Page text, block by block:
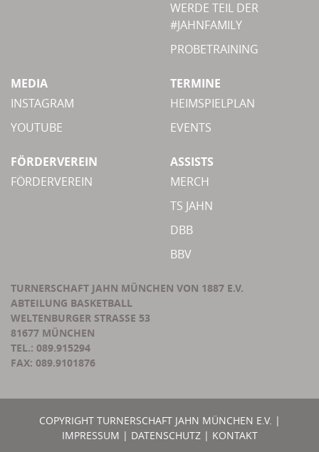
WERDE TEIL DER
#JAHNFAMILY
PROBETRAINING
MEDIA
INSTAGRAM
YOUTUBE
TERMINE
HEIMSPIELPLAN
EVENTS
FÖRDERVEREIN
FÖRDERVEREIN
ASSISTS
MERCH
TS JAHN
DBB
BBV
TURNERSCHAFT JAHN MÜNCHEN VON 1887 E.V.
ABTEILUNG BASKETBALL
WELTENBURGER STRASSE 53
81677 MÜNCHEN
TEL.: 089.915294
FAX: 089.9101876
COPYRIGHT TURNERSCHAFT JAHN MÜNCHEN E.V. |
IMPRESSUM | DATENSCHUTZ| KONTAKT